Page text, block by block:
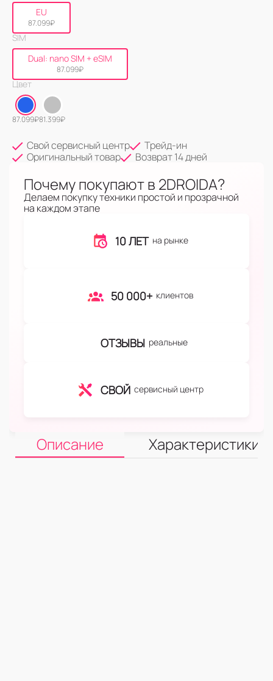
EU
87.099₽
SIM
Dual: nano SIM + eSIM
87.099₽
Цвет
87.099₽81.399₽
Свой сервисный центр
Трейд-ин
Оригинальный товар
Возврат 14 дней
Почему покупают в 2DROIDA?
Делаем покупку техники простой и прозрачной
на каждом этапе
10 ЛЕТ на рынке
50 000+ клиентов
ОТЗЫВЫ реальные
СВОЙ сервисный центр
Описание Характеристики